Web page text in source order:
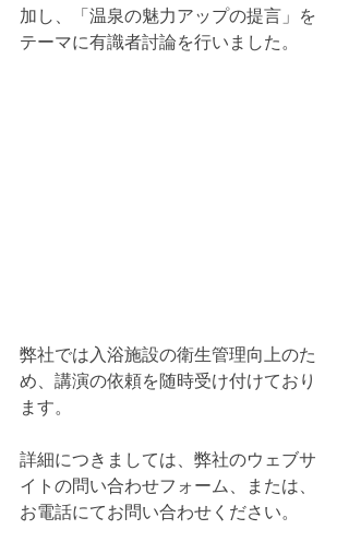
加し、「温泉の魅力アップの提言」を
テーマに有識者討論を行いました。
弊社では入浴施設の衛生管理向上のた
め、講演の依頼を随時受け付けており
ます。
詳細につきましては、弊社のウェブサ
イトの問い合わせフォーム、または、
お電話にてお問い合わせください。